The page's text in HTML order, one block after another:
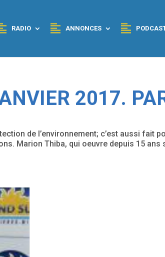
RADIO ANNONCES
2017.
de l’environnement; c’est aussi fait
Marion Thiba, qui oeuvre depuis 15 ans